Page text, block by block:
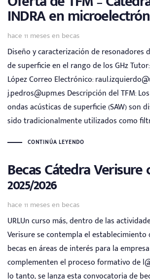
INDRA en
hace 11 mesesen
Tags becas
Diseño y caracterización de resonadores
de superficie en el rango de los GHz
López Correo Electrónico:
j.pedros@upm.es Descripción del TFM:
ondas acústicas de superficie (SAW) son
sido tradicionalmente utilizados como
CONTINÚA LEYENDO
Becas Cátedra Verisure
2025/2026
hace 11 mesesen
Tags becas
URLUn curso más, dentro de las
Verisure se contempla el
becas en áreas de interés para la
complementen el proceso formativo de